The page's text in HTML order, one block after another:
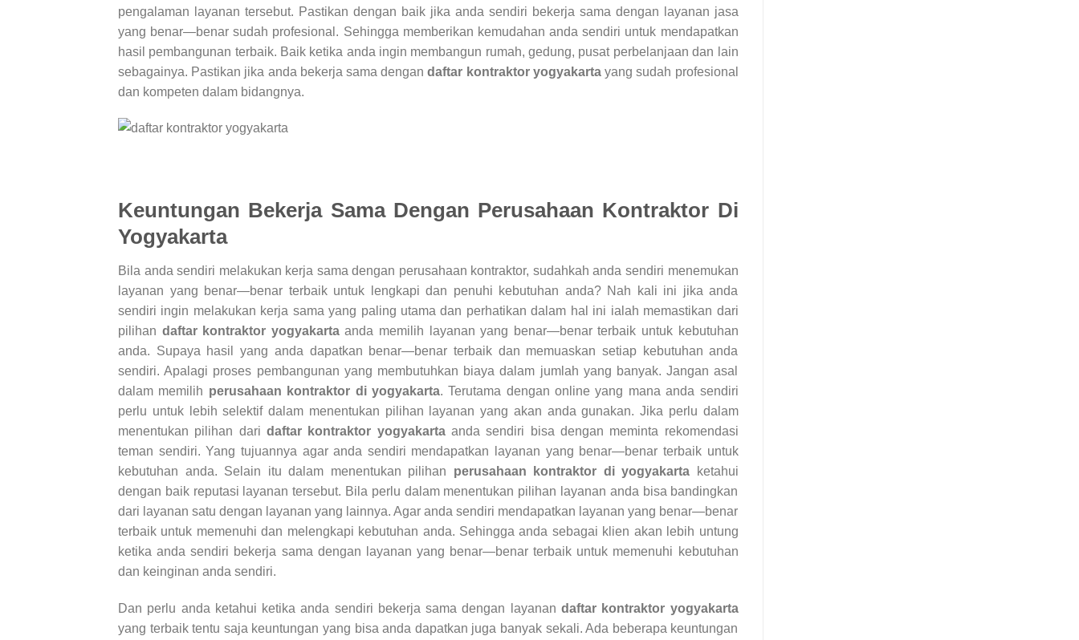
pengalaman layanan tersebut. Pastikan dengan baik jika anda sendiri bekerja sama dengan layanan jasa
yang benar—benar sudah profesional. Sehingga memberikan kemudahan anda sendiri untuk mendapatkan
hasil pembangunan terbaik. Baik ketika anda ingin membangun rumah, gedung, pusat perbelanjaan dan lain
sebagainya. Pastikan jika anda bekerja sama dengandaftar kontraktor yogyakartayang sudah profesional
dan kompeten dalam bidangnya.
Keuntungan Bekerja Sama Dengan Perusahaan Kontraktor Di
Yogyakarta
Bila anda sendiri melakukan kerja sama dengan perusahaan kontraktor, sudahkah anda sendiri menemukan
layanan yang benar—benar terbaik untuk lengkapi dan penuhi kebutuhan anda? Nah kali ini jika anda
sendiri ingin melakukan kerja sama yang paling utama dan perhatikan dalam hal ini ialah memastikan dari
pilihan daftar kontraktor yogyakartaanda memilih layanan yang benar—benar terbaik untuk kebutuhan
anda. Supaya hasil yang anda dapatkan benar—benar terbaik dan memuaskan setiap kebutuhan anda
sendiri. Apalagi proses pembangunan yang membutuhkan biaya dalam jumlah yang banyak. Jangan asal
dalam memilih perusahaan kontraktor di yogyakarta. Terutama dengan online yang mana anda sendiri
perlu untuk lebih selektif dalam menentukan pilihan layanan yang akan anda gunakan. Jika perlu dalam
menentukan pilihan dari daftar kontraktor yogyakartaanda sendiri bisa dengan meminta rekomendasi
teman sendiri. Yang tujuannya agar anda sendiri mendapatkan layanan yang benar—benar terbaik untuk
kebutuhan anda. Selain itu dalam menentukan pilihan perusahaan kontraktor di yogyakarta ketahui
dengan baik reputasi layanan tersebut. Bila perlu dalam menentukan pilihan layanan anda bisa bandingkan
dari layanan satu dengan layanan yang lainnya. Agar anda sendiri mendapatkan layanan yang benar—benar
terbaik untuk memenuhi dan melengkapi kebutuhan anda. Sehingga anda sebagai klien akan lebih untung
ketika anda sendiri bekerja sama dengan layanan yang benar—benar terbaik untuk memenuhi kebutuhan
dan keinginan anda sendiri.
Dan perlu anda ketahui ketika anda sendiri bekerja sama dengan layanan daftar kontraktor yogyakarta
yang terbaik tentu saja keuntungan yang bisa anda dapatkan juga banyak sekali. Ada beberapa keuntungan